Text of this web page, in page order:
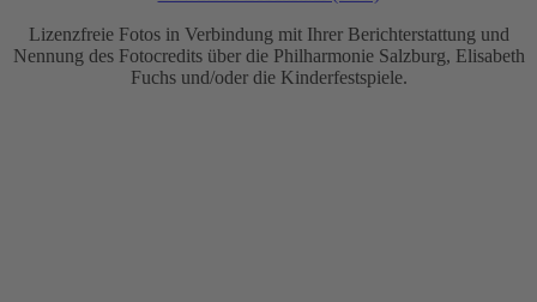
Lizenzfreie Fotos in Verbindung mit Ihrer Berichterstattung und
Nennung des Fotocredits über die Philharmonie Salzburg, Elisabeth
Fuchs und/oder die Kinderfestspiele.